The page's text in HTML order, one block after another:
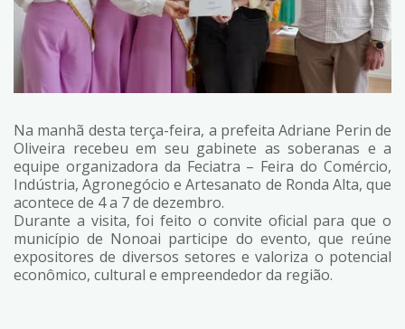
Na manhã desta terça-feira, a prefeita Adriane Perin de
Oliveira recebeu em seu gabinete as soberanas e a
equipe organizadora da Feciatra – Feira do Comércio,
Indústria, Agronegócio e Artesanato de Ronda Alta, que
acontece de 4 a 7 de dezembro.
Durante a visita, foi feito o convite oficial para que o
município de Nonoai participe do evento, que reúne
expositores de diversos setores e valoriza o potencial
econômico, cultural e empreendedor da região.